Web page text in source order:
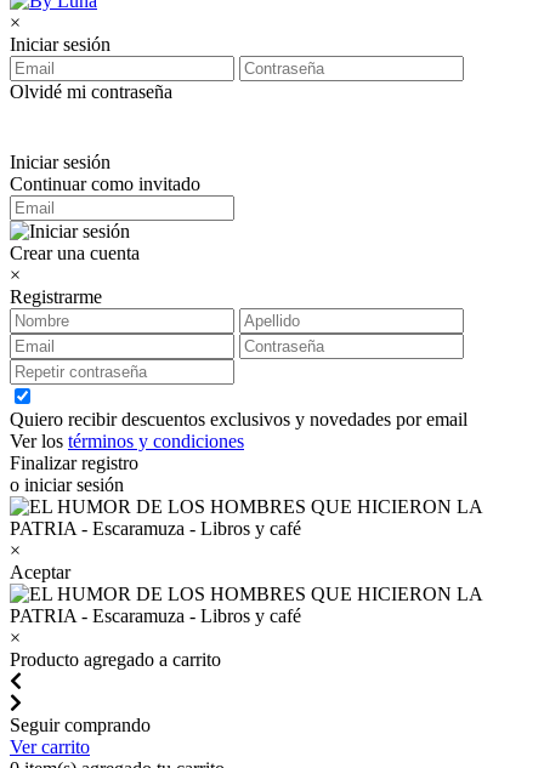
×
Iniciar sesión
Olvidé mi contraseña
Iniciar sesión
Continuar como invitado
Crear una cuenta
×
Registrarme
Quiero recibir descuentos exclusivos y novedades por email
Ver los términos y condiciones
Finalizar registro
o iniciar sesión
×
Aceptar
×
Producto agregado a carrito
Seguir comprando
Ver carrito